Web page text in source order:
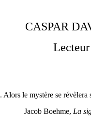
CASPAR
le mystère se
Jacob Boehme, La